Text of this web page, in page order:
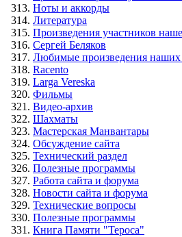
Ноты и аккорды
Литература
Произведения участников
Сергей Беляков
Любимые произведения наших
Racento
Larga Vereska
Фильмы
Видео-архив
Шахматы
Мастерская Манвантары
Обсуждение сайта
Технический раздел
Полезные программы
Работа сайта и форума
Новости сайта и форума
Технические вопросы
Полезные программы
Книга Памяти "Тероса"